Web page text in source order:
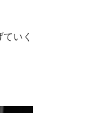
いく